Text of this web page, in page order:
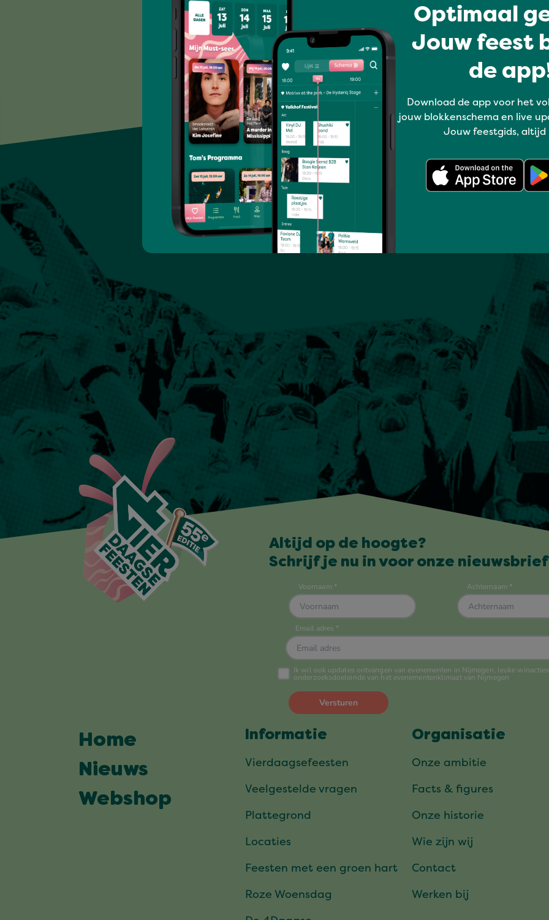
Volledig programma
Optimaal
Jouw feest
de
Download de app voor het
jouw blokkenschema en live
Jouw feestgids, altijd
Altijd op de hoogte?
Schrijf je nu in voor onze
Home
Nieuws
Webshop
Informatie
Vierdaagsefeesten
Veelgestelde vragen
Plattegrond
Locaties
Feesten met een groen hart
Roze Woensdag
Organisatie
Onze ambitie
Facts & figures
Onze historie
Wie zijn wij
Contact
Werken bij